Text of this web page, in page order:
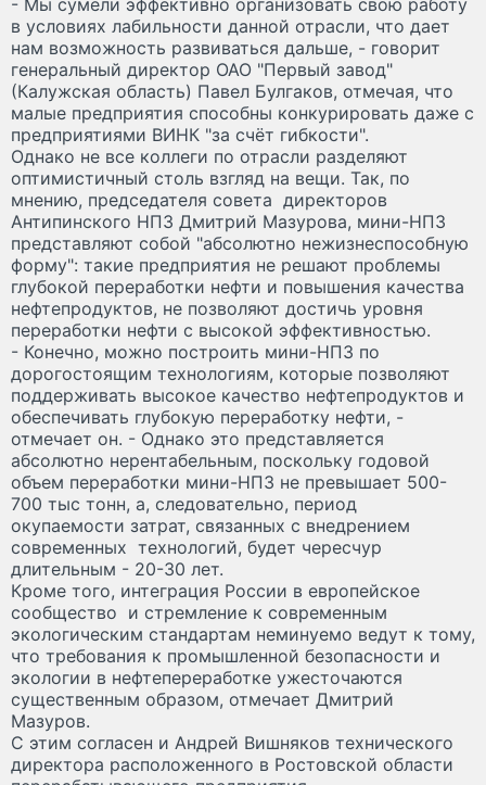
- Мы сумели эффективно организовать свою работу
в условиях лабильности данной отрасли, что дает
нам возможность развиваться дальше, - говорит
генеральный директор ОАО "Первый завод"
(Калужская область) Павел Булгаков, отмечая, что
малые предприятия способны конкурировать даже с
предприятиями ВИНК "за счёт гибкости".
Однако не все коллеги по отрасли разделяют
оптимистичный столь взгляд на вещи. Так, по
мнению, председателя совета директоров
Антипинского НПЗ Дмитрий Мазурова, мини-НПЗ
представляют собой "абсолютно нежизнеспособную
форму": такие предприятия не решают проблемы
глубокой переработки нефти и повышения качества
нефтепродуктов, не позволяют достичь уровня
переработки нефти с высокой эффективностью.
- Конечно, можно построить мини-НПЗ по
дорогостоящим технологиям, которые позволяют
поддерживать высокое качество нефтепродуктов и
обеспечивать глубокую переработку нефти, -
отмечает он. - Однако это представляется
абсолютно нерентабельным, поскольку годовой
объем переработки мини-НПЗ не превышает 500-
700 тыс тонн, а, следовательно, период
окупаемости затрат, связанных с внедрением
современных технологий, будет чересчур
длительным - 20-30 лет.
Кроме того, интеграция России в европейское
сообщество и стремление к современным
экологическим стандартам неминуемо ведут к тому,
что требования к промышленной безопасности и
экологии в нефтепереработке ужесточаются
существенным образом, отмечает Дмитрий
Мазуров.
С этим согласен и Андрей Вишняков технического
директора расположенного в Ростовской области